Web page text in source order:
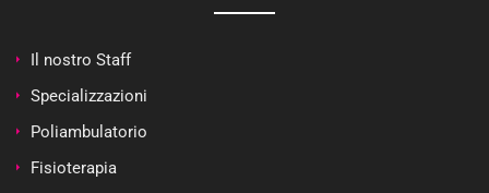
Il nostro Staff
Specializzazioni
Poliambulatorio
Fisioterapia